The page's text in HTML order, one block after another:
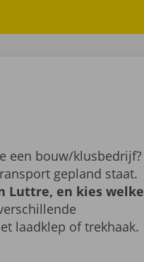
een bouw/klusbedrijf?
gepland staat.
Luttre, en kies welke
laadklep of trekhaak.